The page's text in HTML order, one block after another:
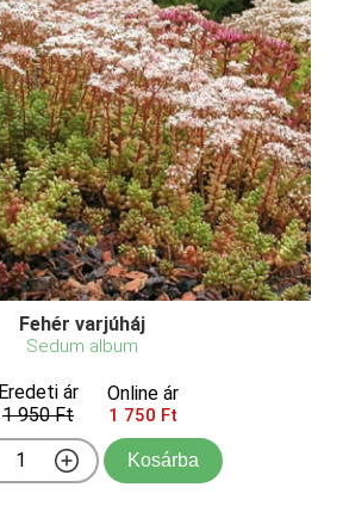
Fehér varjúháj
Sedum album
Eredeti ár
1 950 Ft
Online ár
1 750 Ft
Kosárba